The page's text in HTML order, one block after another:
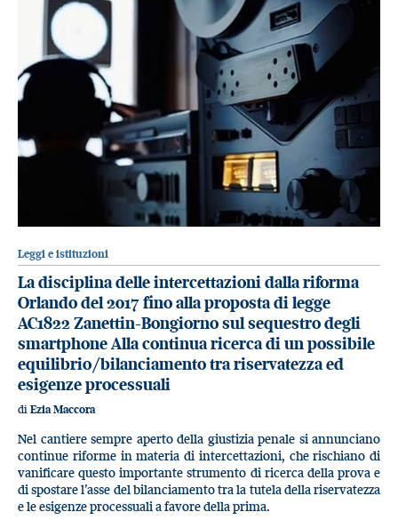
Leggi e istituzioni
La disciplina delle intercettazioni dalla riforma
Orlando del 2017 fino alla proposta di legge
AC1822 Zanettin-Bongiorno sul sequestro degli
smartphone Alla continua ricerca di un possibile
equilibrio/bilanciamento tra riservatezza ed
esigenze processuali
di Ezia Maccora
Nel cantiere sempre aperto della giustizia penale si annunciano
continue riforme in materia di intercettazioni, che rischiano di
vanificare questo importante strumento di ricerca della prova e
di spostare l’asse del bilanciamento tra la tutela della riservatezza
e le esigenze processuali a favore della prima.